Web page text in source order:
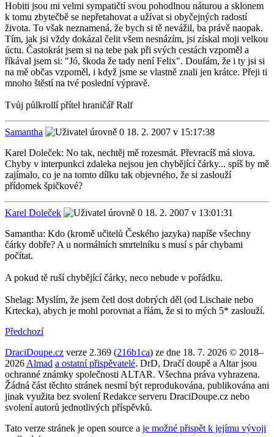
Hobiti jsou mi velmi sympatičtí svou pohodlnou náturou a sklonem
k tomu zbytečbě se nepřetahovat a užívat si obyčejných radostí
života. To však neznamená, že bych si tě nevážil, ba právě naopak.
Tím, jak jsi vždy dokázal čelit všem nesnázím, jsi získal moji velkou
úctu. Častokrát jsem si na tebe pak při svých cestách vzpoměl a
říkával jsem si: "Jó, škoda že tady není Felix". Doufám, že i ty jsi si
na mě občas vzpoměl, i když jsme se vlastně znali jen krátce. Přeji ti
mnoho štěstí na tvé poslední výpravě.
Tvůj půlkrollí přítel hraničář Ralf
Samantha
18. 2. 2007 v 15:17:38
Karel Doleček: No tak, nechtěj mě rozesmát. Převracíš má slova.
Chyby v interpunkci zdaleka nejsou jen chybějící čárky... spíš by mě
zajímalo, co je na tomto dílku tak objevného, že si zaslouží
přídomek špičkové?
Karel Doleček
18. 2. 2007 v 13:01:31
Samantha: Kdo (kromě učitelů Českého jazyka) napíše všechny
čárky dobře? A u normálních smrtelníku s musí s pár chybami
počítat.
A pokud tě ruší chybějící čárky, neco nebude v pořádku.
Shelag: Myslím, že jsem četl dost dobrých děl (od Lischaie nebo
Krtecka), abych je mohl porovnat a říám, že si to mých 5* zaslouží.
Předchozí
DraciDoupe.cz verze 2.369 (216b1ca) ze dne 18. 7. 2026 © 2018–
2026 Almad a ostatní přispěvatelé. DrD, Dračí doupě a Altar jsou
ochranné známky společnosti ALTAR. Všechna práva vyhrazena.
Žádná část těchto stránek nesmí být reprodukována, publikována ani
jinak využita bez svolení Redakce serveru DraciDoupe.cz nebo
svolení autorů jednotlivých příspěvků.
Tato verze stránek je open source a je možné přispět k jejímu vývoji